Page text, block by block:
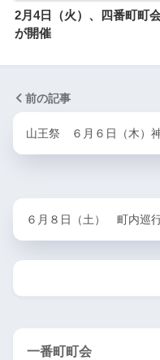
2月4日（火）、四番町町
が開催
前の記事
山王祭 ６月６日（木）
６月８日（土） 町内巡
一番町町会